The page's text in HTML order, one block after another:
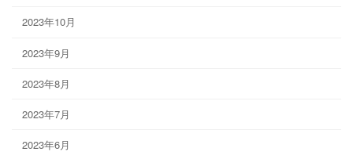
2023年10月
2023年9月
2023年8月
2023年7月
2023年6月